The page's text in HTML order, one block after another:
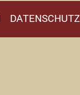
DATENSCHUTZ